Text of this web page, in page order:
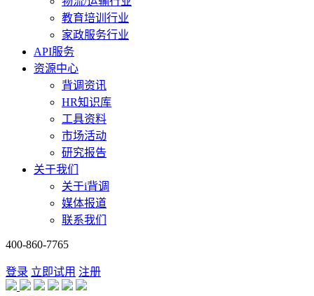
教育培训行业
家政服务行业
API服务
资源中心
背调资讯
HR知识库
工具资料
市场活动
研究报告
关于我们
关于i背调
媒体报道
联系我们
400-860-7765
登录 立即试用 注册